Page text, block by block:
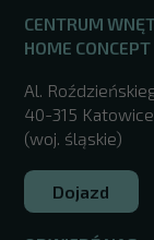
CENTRUM
HOME CONCEPT
Al.
40-315 Katowice
(woj. śląskie)
Dojazd